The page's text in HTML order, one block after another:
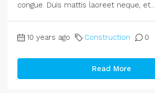
congue. Duis mattis laoreet neque, et...
10 years ago Construction 0
Read More